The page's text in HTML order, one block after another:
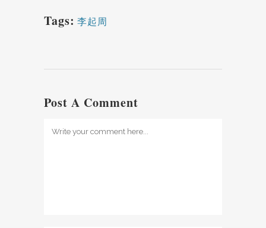
Tags: 李起周
Post A Comment